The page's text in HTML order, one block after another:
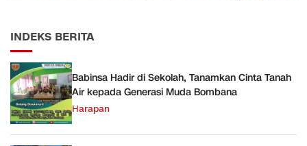
INDEKS BERITA
Babinsa Hadir di Sekolah, Tanamkan Cinta Tanah
Air kepada Generasi Muda Bombana
Harapan